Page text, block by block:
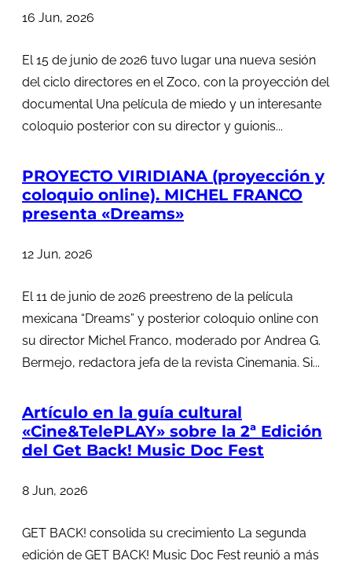
16 Jun, 2026
El 15 de junio de 2026 tuvo lugar una nueva sesión
del ciclo directores en el Zoco, con la proyección del
documental Una película de miedo y un interesante
coloquio posterior con su director y guionis...
PROYECTO VIRIDIANA (proyección y
coloquio online). MICHEL FRANCO
presenta «Dreams»
12 Jun, 2026
El 11 de junio de 2026 preestreno de la película
mexicana “Dreams” y posterior coloquio online con
su director Michel Franco, moderado por Andrea G.
Bermejo, redactora jefa de la revista Cinemania. Si...
Artículo en la guía cultural
«Cine&TelePLAY» sobre la 2ª Edición
del Get Back! Music Doc Fest
8 Jun, 2026
GET BACK! consolida su crecimiento La segunda
edición de GET BACK! Music Doc Fest reunió a más